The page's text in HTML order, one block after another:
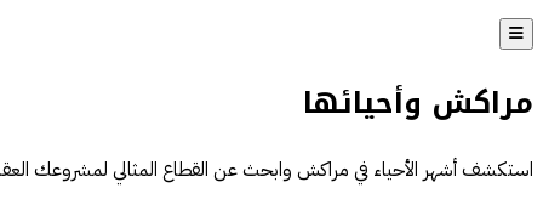
مراكش وأحيائها
استكشف أشهر الأحياء في مراكش وابحث عن القطاع المثالي لمشروعك